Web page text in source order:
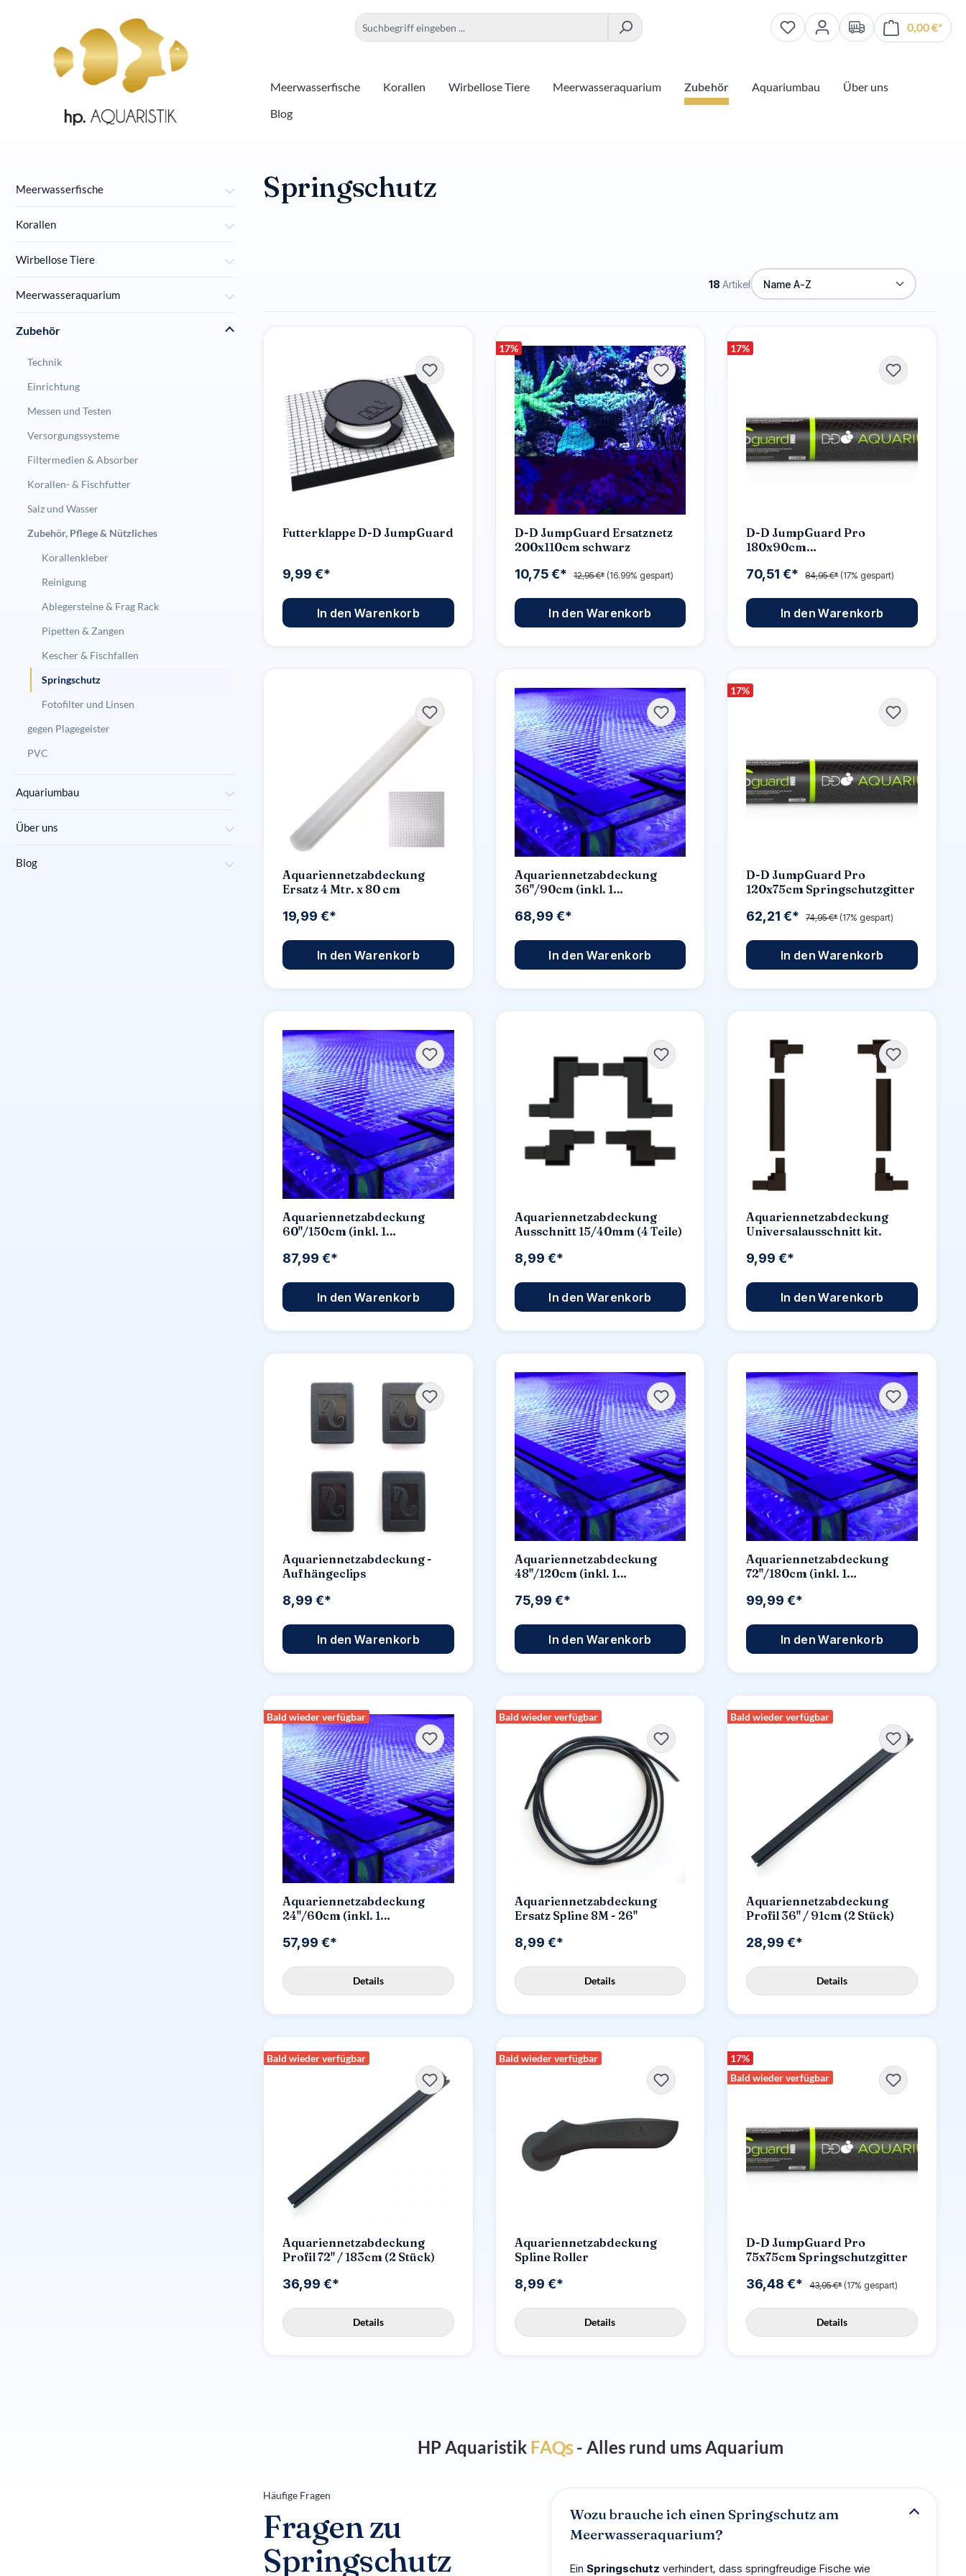
Zur Hauptnavigation springen
0,00 €*
Meerwasserfische Korallen Wirbellose Tiere Meerwasseraquarium Zubehör Aquariumbau
Über uns
Blog
Meerwasserfische
Korallen
Wirbellose Tiere
Meerwasseraquarium
Zubehör
Technik
Einrichtung
Messen und Testen
Versorgungssysteme
Filtermedien & Absorber
Korallen- & Fischfutter
Salz und Wasser
Zubehör, Pflege & Nützliches
Korallenkleber
Reinigung
Ablegersteine & Frag Rack
Pipetten & Zangen
Kescher & Fischfallen
Springschutz
Fotofilter und Linsen
gegen Plagegeister
PVC
Aquariumbau
Über uns
Blog
Springschutz
18 Artikel
Futterklappe D-D JumpGuard
9,99 €*
In den Warenkorb
17%
D-D JumpGuard Ersatznetz
200x110cm schwarz
10,75 €* 12,95 €* (16.99% gespart)
In den Warenkorb
17%
D-D JumpGuard Pro
180x90cm
70,51 €* 84,95 €* (17% gespart)
In den Warenkorb
Aquariennetzabdeckung
Ersatz 4 Mtr. x 80 cm
19,99 €*
In den Warenkorb
Aquariennetzabdeckung
36"/90cm (inkl. 1
68,99 €*
In den Warenkorb
17%
D-D JumpGuard Pro
120x75cm Springschutzgitter
62,21 €* 74,95 €* (17% gespart)
In den Warenkorb
Aquariennetzabdeckung
60"/150cm (inkl. 1
87,99 €*
In den Warenkorb
Aquariennetzabdeckung
Ausschnitt 15/40mm (4 Teile)
8,99 €*
In den Warenkorb
Aquariennetzabdeckung
Universalausschnitt kit.
9,99 €*
In den Warenkorb
Aquariennetzabdeckung -
Aufhängeclips
8,99 €*
In den Warenkorb
Aquariennetzabdeckung
48"/120cm (inkl. 1
75,99 €*
In den Warenkorb
Aquariennetzabdeckung
72"/180cm (inkl. 1
nur auf Palette
99,99 €*
In den Warenkorb
Bald wieder verfügbar
Aquariennetzabdeckung
24"/60cm (inkl. 1
57,99 €*
Details
Bald wieder verfügbar
Aquariennetzabdeckung
Ersatz Spline 8M - 26"
8,99 €*
Details
Bald wieder verfügbar
Aquariennetzabdeckung
Profil 36" / 91cm (2 Stück)
28,99 €*
Details
Bald wieder verfügbar
Aquariennetzabdeckung
Profil 72" / 183cm (2 Stück)
36,99 €*
Details
Bald wieder verfügbar
Aquariennetzabdeckung
Spline Roller
8,99 €*
Details
17%
Bald wieder verfügbar
D-D JumpGuard Pro
75x75cm Springschutzgitter
36,48 €* 43,95 €* (17% gespart)
Details
HP Aquaristik FAQs- Alles rund ums Aquarium
Häufige Fragen
Fragen zu
Springschutz
Wozu brauche ich einen Springschutz am
Meerwasseraquarium?
EinSpringschutz verhindert, dass springfreudige Fische wie